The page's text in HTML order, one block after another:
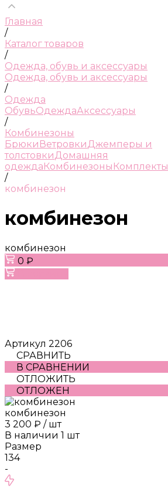
Главная
/
Каталог товаров
/
Одежда, обувь и аксессуары
Одежда, обувь и аксессуары
/
Одежда
ОбувьОдеждаАксессуары
/
Комбинезоны
Брюки ВетровкиДжемперы и
толстовкиДомашняя
одеждаКомбинезоны Комплекты
/
комбинезон
комбинезон
комбинезон
0 ₽
Артикул 2206
СРАВНИТЬ
В СРАВНЕНИИ
ОТЛОЖИТЬ
ОТЛОЖЕН
комбинезон
3 200 ₽ / шт
В наличии 1 шт
Размер
134
-